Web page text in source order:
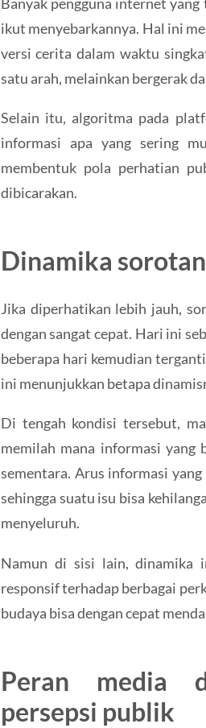
ikut menyebarkannya. Hal ini
versi cerita dalam waktu
satu arah, melainkan bergerak
Selain itu, algoritma pada
informasi apa yang sering
membentuk pola perhatian
dibicarakan.
Dinamika
Jika diperhatikan lebih jauh,
dengan sangat cepat. Hari ini
beberapa hari kemudian
ini menunjukkan betapa
Di tengah kondisi tersebut,
memilah mana informasi yang
sementara. Arus informasi
sehingga suatu isu bisa
menyeluruh.
Namun di sisi lain, dinamika
responsif terhadap berbagai
budaya bisa dengan cepat
Peran media
persepsi publik